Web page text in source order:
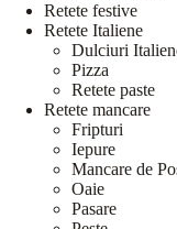
Retete festive
Retete Italiene
Dulciuri
Pizza
Retete paste
Retete mancare
Fripturi
Iepure
Mancare de
Oaie
Pasare